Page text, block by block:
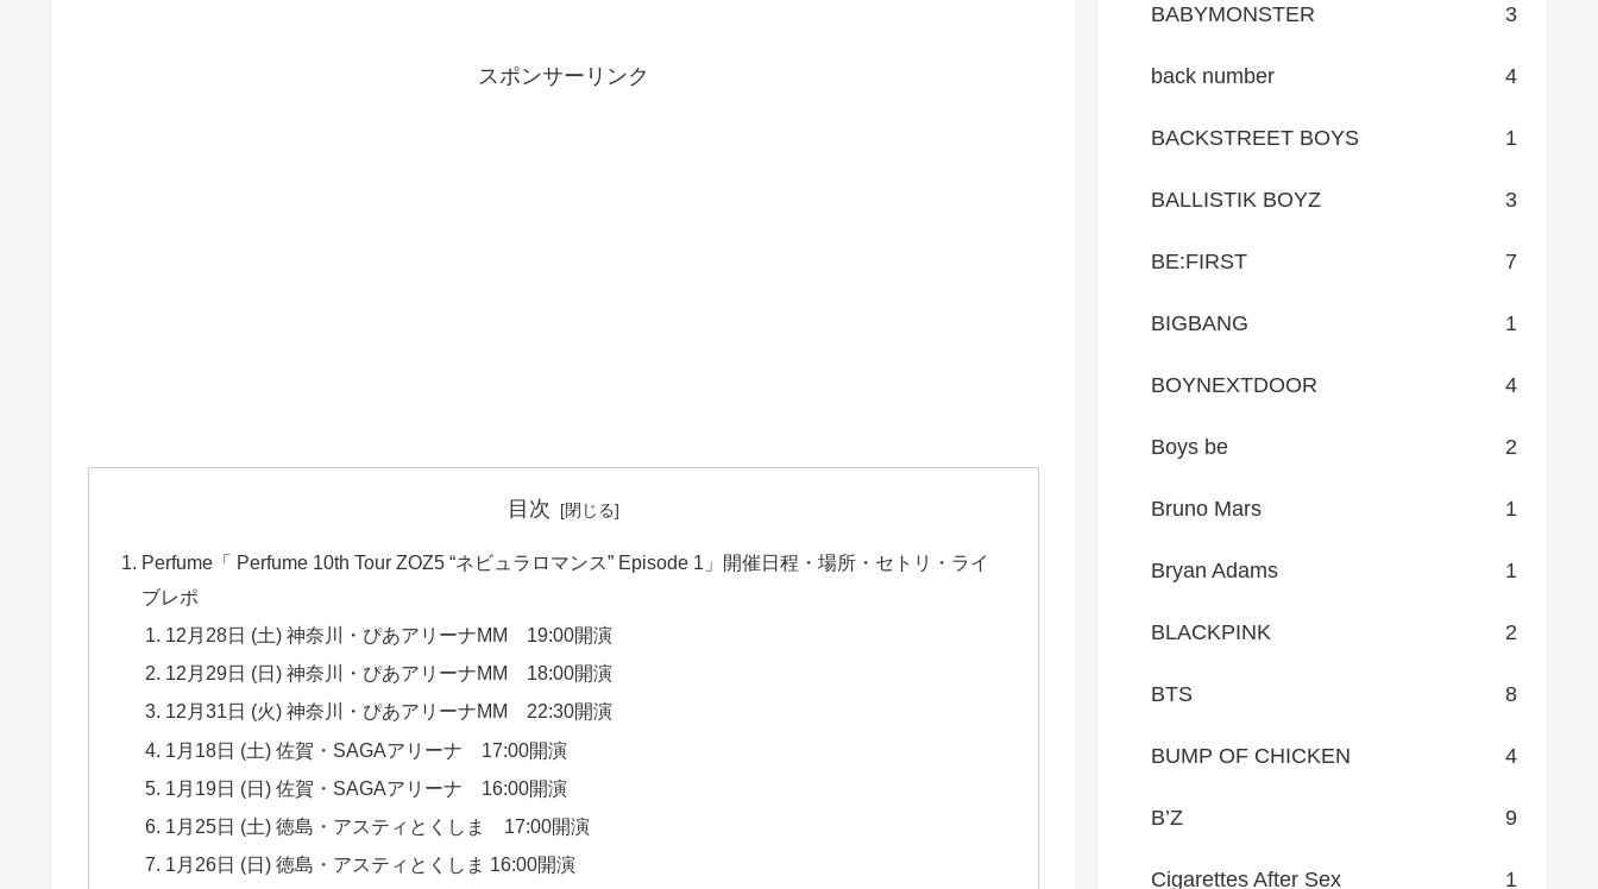
スポンサーリンク
目次
Perfume「 Perfume 10th Tour ZOZ5 “ネビュラロマンス” Episode 1」開催日程・場所・セトリ・ライ
ブレポ
12月28日 (土) 神奈川・ぴあアリーナMM 19:00開演
12月29日 (日) 神奈川・ぴあアリーナMM 18:00開演
12月31日 (火) 神奈川・ぴあアリーナMM 22:30開演
1月18日 (土) 佐賀・SAGAアリーナ 17:00開演
1月19日 (日) 佐賀・SAGAアリーナ 16:00開演
1月25日 (土) 徳島・アスティとくしま 17:00開演
1月26日 (日) 徳島・アスティとくしま 16:00開演
BABYMONSTER 3
back number 4
BACKSTREET BOYS 1
BALLISTIK BOYZ 3
BE:FIRST 7
BIGBANG 1
BOYNEXTDOOR 4
Boys be 2
Bruno Mars 1
Bryan Adams 1
BLACKPINK 2
BTS 8
BUMP OF CHICKEN 4
B’Z 9
Cigarettes After Sex 1